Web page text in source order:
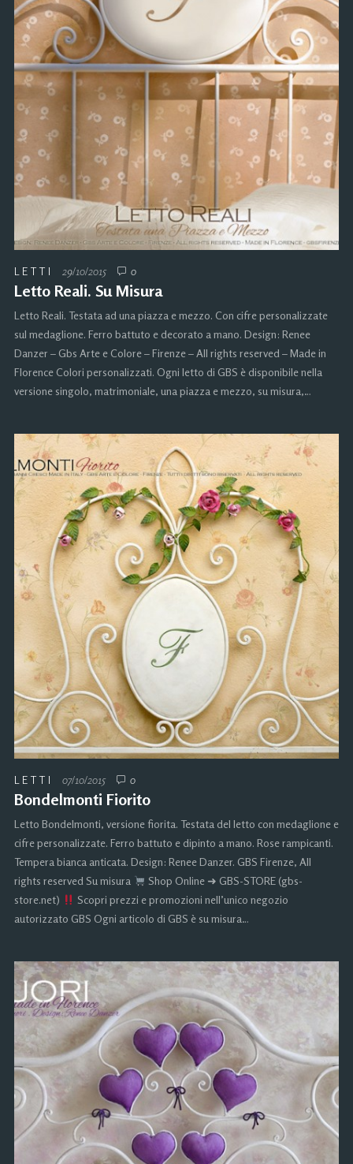
LETTI 29/10/2015 0
Letto Reali. Su Misura
Letto Reali. Testata ad una piazza e mezzo. Con cifre personalizzate
sul medaglione. Ferro battuto e decorato a mano. Design: Renee
Danzer – Gbs Arte e Colore – Firenze – All rights reserved – Made in
Florence Colori personalizzati. Ogni letto di GBS è disponibile nella
versione singolo, matrimoniale, una piazza e mezzo, su misura,…
LETTI 07/10/2015 0
Bondelmonti Fiorito
Letto Bondelmonti, versione fiorita. Testata del letto con medaglione e
cifre personalizzate. Ferro battuto e dipinto a mano. Rose rampicanti.
Tempera bianca anticata. Design: Renee Danzer. GBS Firenze, All
rights reserved Su misura
Shop Online ➜ GBS-STORE (gbs-
store.net)
Scopri prezzi e promozioni nell’unico negozio
autorizzato GBS Ogni articolo di GBS è su misura…